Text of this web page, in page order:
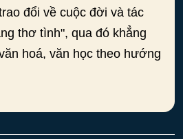
đổi về cuộc đời và tác
thơ tình", qua đó khẳng
hoá, văn học theo hướng